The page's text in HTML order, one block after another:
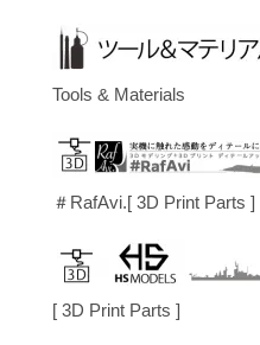
Tools & Materials
＃RafAvi.[ 3D Print Parts ]
[ 3D Print Parts ]